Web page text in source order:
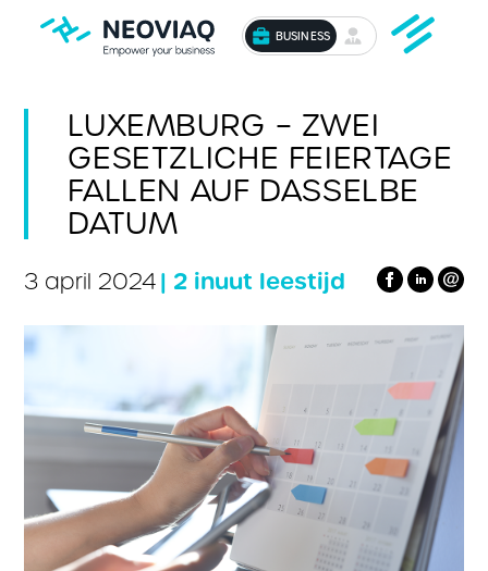
BUSINESS
LUXEMBURG – ZWEI
GESETZLICHE FEIERTAGE
FALLEN AUF DASSELBE
DATUM
3 april 2024| 2 inuut leestijd